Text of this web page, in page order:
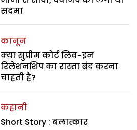
सदमा
कानून
क्या सुप्रीम कोर्ट लिव-इन
रिलेशनशिप का रास्ता बंद करना
चाहती है?
कहानी
Short Story : बलात्कार